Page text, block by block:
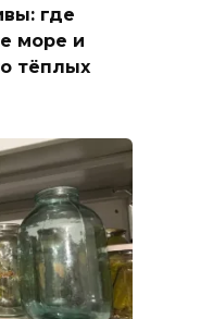
где
море и
тёплых